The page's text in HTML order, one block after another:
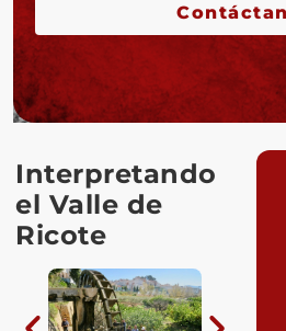
Interpretando
el Valle de
Ricote